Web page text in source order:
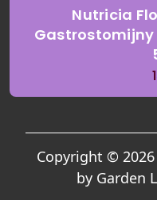
Nutricia
Gastrostomijny
Copyright ©
by Garden